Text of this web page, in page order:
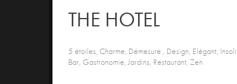
THE HOTEL
5 étoiles, Charme, Démesure , Design, Elégant,
Bar, Gastronomie, Jardins, Restaurant, Zen